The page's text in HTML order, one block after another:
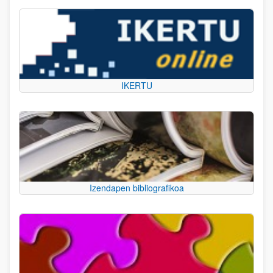
IKERTU
Izendapen bibliografikoa